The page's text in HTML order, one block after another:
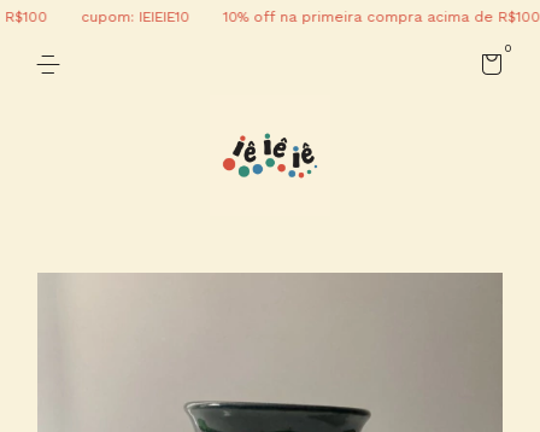
cupom: IEIEIE10 10% off na primeira compra acima de R$100
0